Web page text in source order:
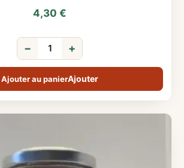
4,30 €
− +
Ajouter au panier